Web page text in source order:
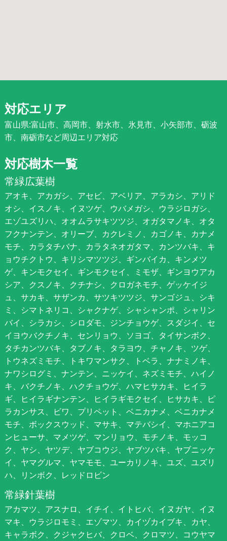
対応エリア
富山県:富山市、高岡市、射水市、氷見市、小矢部市、砺波
市、南砺市など周辺エリア対応
対応樹木一覧
常緑広葉樹
アオキ、アカガシ、アセビ、アベリア、アラカシ、アリド
オシ、イスノキ、イヌツゲ、ウバメガシ、ウラジロガシ、
エゾユズリハ、オオムラサキツツジ、オガタマノキ、オタ
フクナンテン、オリーブ、カクレミノ、カゴノキ、カナメ
モチ、カラタチバナ、カラタネオガタマ、カンツバキ、キ
ョウチクトウ、キリシマツツジ、ギンバイカ、キンメツ
ゲ、キンモクセイ、ギンモクセイ、ミモザ、ギンヨウアカ
シア、クスノキ、クチナシ、クロガネモチ、ゲッケイジ
ュ、サカキ、サザンカ、サツキツツジ、サンゴジュ、シキ
ミ、シマトネリコ、シャクナゲ、シャシャンポ、シャリン
バイ、シラカシ、シロダモ、ジンチョウゲ、スダジイ、セ
イヨウバクチノキ、センリョウ、ソヨゴ、タイサンボク、
タチカンツバキ、タブノキ、タラヨウ、チャノキ、ツゲ、
トウネズミモチ、トキワマンサク、トベラ、ナナミノキ、
ナワシログミ、ナンテン、ニッケイ、ネズミモチ、ハイノ
キ、バクチノキ、ハクチョウゲ、ハマヒサカキ、ヒイラ
ギ、ヒイラギナンテン、ヒイラギモクセイ、ヒサカキ、ピ
ラカンサス、ビワ、プリペット、ベニカナメ、ベニカナメ
モチ、ボックスウッド、マサキ、マテバシイ、マホニアコ
ンヒューサ、マメツゲ、マンリョウ、モチノキ、モッコ
ク、ヤシ、ヤツデ、ヤブコウジ、ヤブツバキ、ヤブニッケ
イ、ヤマグルマ、ヤマモモ、ユーカリノキ、ユズ、ユズリ
ハ、リンボク、レッドロビン
常緑針葉樹
アカマツ、アスナロ、イチイ、イトヒバ、イヌガヤ、イヌ
マキ、ウラジロモミ、エゾマツ、カイヅカイブキ、カヤ、
キャラボク、クジャクヒバ、クロベ、クロマツ、コウヤマ